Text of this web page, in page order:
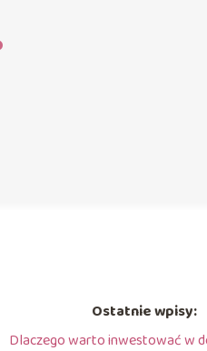
Ostatnie wpisy:
Dlaczego warto inwestować w